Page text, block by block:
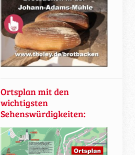
Ortsplan mit den
wichtigsten
Sehenswürdigkeiten: